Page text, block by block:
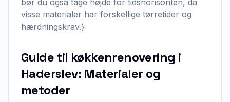
bør du også tage højde for tidshorisonten, da
visse materialer har forskellige tørretider og
hærdningskrav.}
Guide til køkkenrenovering i
Haderslev: Materialer og
metoder